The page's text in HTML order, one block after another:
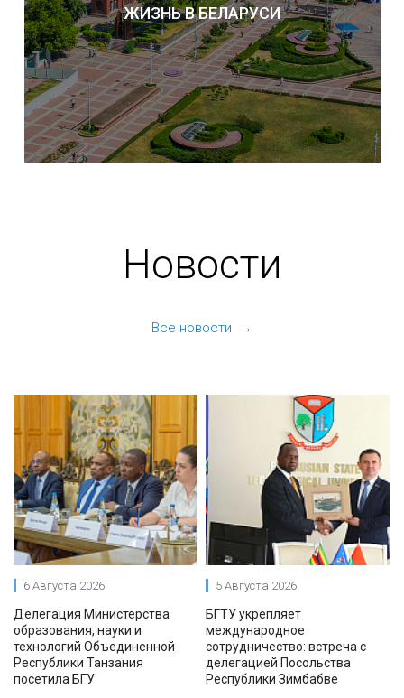
ЖИЗНЬ В БЕЛАРУСИ
Новости
Все новости →
6 Августа 2026
Делегация Министерства
образования, науки и
технологий Объединенной
Республики Танзания
посетила БГУ
5 Августа 2026
БГТУ укрепляет
международное
сотрудничество: встреча с
делегацией Посольства
Республики Зимбабве